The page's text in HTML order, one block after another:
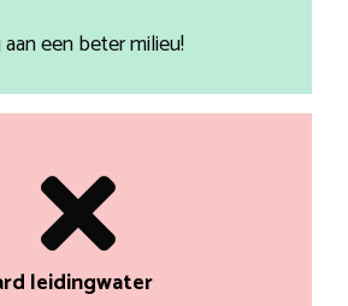
een beter milieu!
leidingwater